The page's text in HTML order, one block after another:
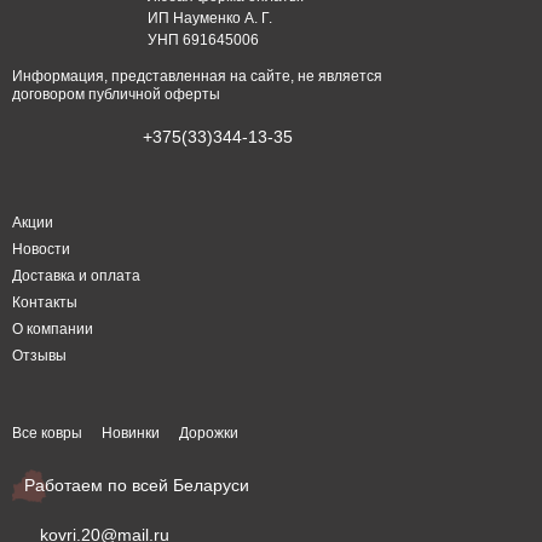
ИП Науменко А. Г.
УНП 691645006
Информация, представленная на сайте, не является
договором публичной оферты
+375(33)344-13-35
Акции
Новости
Доставка и оплата
Контакты
О компании
Отзывы
Все ковры Новинки Дорожки
Работаем по всей Беларуси
kovri.20@mail.ru